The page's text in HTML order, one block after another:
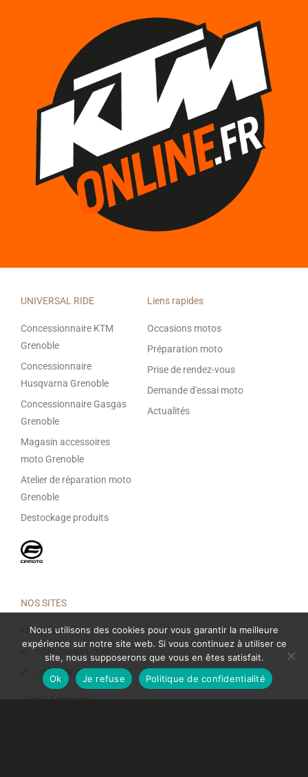
UNIVERSAL RIDE
Concessionnaire KTM
Grenoble
Concessionnaire
Husqvarna Grenoble
Concessionnaire Gasgas
Grenoble
Magasin accessoires
moto Grenoble
Atelier de réparation moto
Grenoble
Destockage produits
Liens rapides
Occasions motos
Préparation moto
Prise de rendez-vous
Demande d'essai moto
Actualités
NOS SITES
ktmonline.fr
only-gasgas.com
only-hva.com
Nous utilisons des cookies pour vous garantir la meilleure
expérience sur notre site web. Si vous continuez à utiliser ce
site, nous supposerons que vous en êtes satisfait.
Ok
Je refuse Politique de confidentialité